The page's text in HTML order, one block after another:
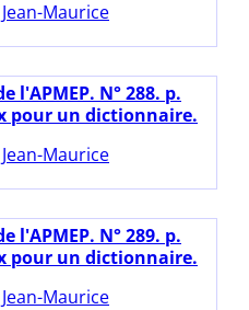
Maurice
l'APMEP. N° 288. p.
pour un dictionnaire.
Maurice
l'APMEP. N° 289. p.
pour un dictionnaire.
Maurice